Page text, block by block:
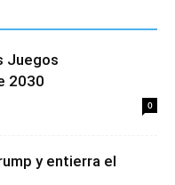
Juegos
2030
0
y entierra el